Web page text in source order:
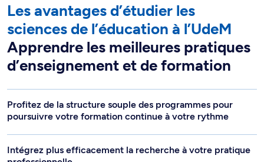
Les avantages d’étudier les
sciences de l’éducation à l’UdeM
Apprendre les meilleures pratiques
d’enseignement et de formation
Profitez de la structure souple des programmes pour
poursuivre votre formation continue à votre rythme
Intégrez plus efficacement la recherche à votre pratique